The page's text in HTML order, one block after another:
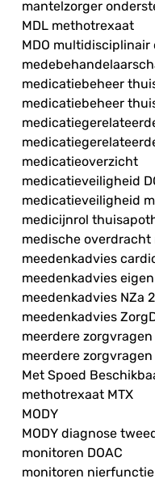
mantelzorger
MDL methotrexaat
MDO multidisciplinair
medicatiebeheer
medicatiebeheer
medicatieoverzicht
medicatieveiligheid
medicatieveiligheid
medicijnrol
medische overdracht
meedenkadvies
meedenkadvies
meedenkadvies NZa
meedenkadvies
meerdere zorgvragen
meerdere
Met Spoed
methotrexaat MTX
MODY
MODY diagnose
monitoren DOAC
monitoren nierfunctie